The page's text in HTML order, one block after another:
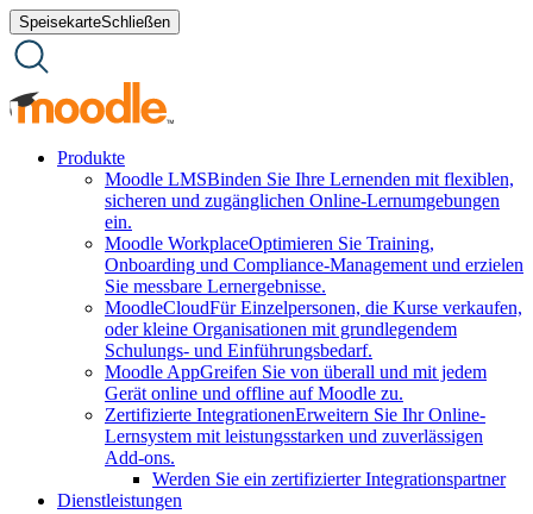
Zum
Inhalt
springen
SpeisekarteSchließen
Produkte
Moodle LMSBinden Sie Ihre Lernenden mit flexiblen,
sicheren und zugänglichen Online-Lernumgebungen
ein.
Moodle WorkplaceOptimieren Sie Training,
Onboarding und Compliance-Management und erzielen
Sie messbare Lernergebnisse.
MoodleCloudFür Einzelpersonen, die Kurse verkaufen,
oder kleine Organisationen mit grundlegendem
Schulungs- und Einführungsbedarf.
Moodle AppGreifen Sie von überall und mit jedem
Gerät online und offline auf Moodle zu.
Zertifizierte IntegrationenErweitern Sie Ihr Online-
Lernsystem mit leistungsstarken und zuverlässigen
Add-ons.
Werden Sie ein zertifizierter Integrationspartner
Dienstleistungen